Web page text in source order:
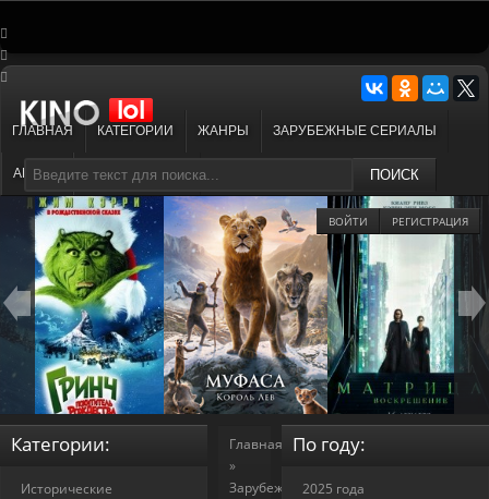
ПОИСК
ВОЙТИ РЕГИСТРАЦИЯ
ГЛАВНАЯ КАТЕГОРИИ ЖАНРЫ ЗАРУБЕЖНЫЕ СЕРИАЛЫ
АНИМЕ МУЛЬТФИЛЬМЫ
Главная
»
Зарубежные
Категории:
Исторические
По году:
2025 года